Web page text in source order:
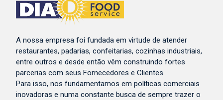
A nossa empresa foi fundada em virtude de atender
restaurantes, padarias, confeitarias, cozinhas industriais,
entre outros e desde então vêm construindo fortes
parcerias com seus Fornecedores e Clientes.
Para isso, nos fundamentamos em políticas comerciais
inovadoras e numa constante busca de sempre trazer o